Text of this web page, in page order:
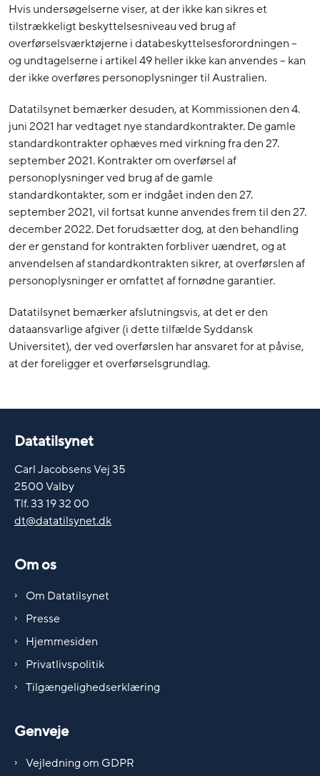
Hvis undersøgelserne viser, at der ikke kan sikres et
tilstrækkeligt beskyttelsesniveau ved brug af
overførselsværktøjerne i databeskyttelsesforordningen –
og undtagelserne i artikel 49 heller ikke kan anvendes – kan
der ikke overføres personoplysninger til Australien.
Datatilsynet bemærker desuden, at Kommissionen den 4.
juni 2021 har vedtaget nye standardkontrakter. De gamle
standardkontrakter ophæves med virkning fra den 27.
september 2021. Kontrakter om overførsel af
personoplysninger ved brug af de gamle
standardkontakter, som er indgået inden den 27.
september 2021, vil fortsat kunne anvendes frem til den 27.
december 2022. Det forudsætter dog, at den behandling
der er genstand for kontrakten forbliver uændret, og at
anvendelsen af standardkontrakten sikrer, at overførslen af
personoplysninger er omfattet af fornødne garantier.
Datatilsynet bemærker afslutningsvis, at det er den
dataansvarlige afgiver (i dette tilfælde Syddansk
Universitet), der ved overførslen har ansvaret for at påvise,
at der foreligger et overførselsgrundlag.
Datatilsynet
Carl Jacobsens Vej 35
2500 Valby
Tlf. 33 19 32 00
dt@datatilsynet.dk
Om os
Om Datatilsynet
Presse
Hjemmesiden
Privatlivspolitik
Tilgængelighedserklæring
Genveje
Vejledning om GDPR